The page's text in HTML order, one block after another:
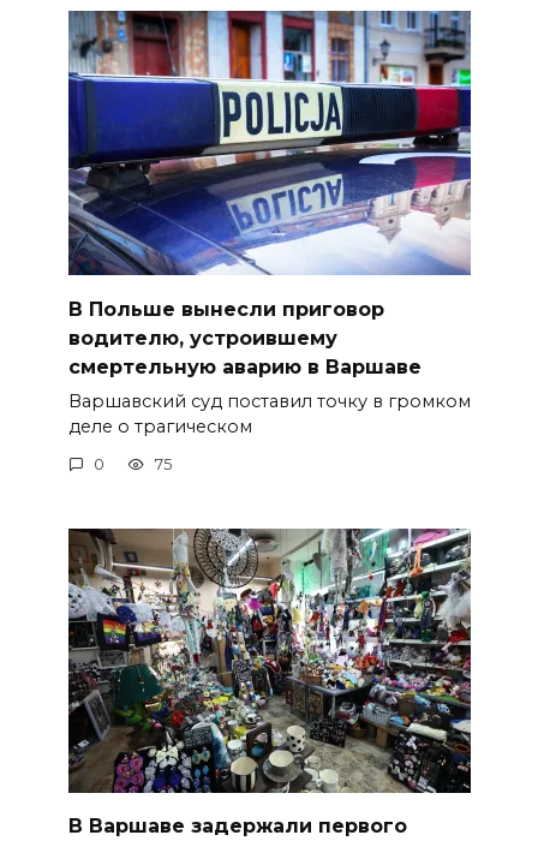
В Польше вынесли приговор
водителю, устроившему
смертельную аварию в Варшаве
Варшавский суд поставил точку в громком
деле о трагическом
0 75
В Варшаве задержали первого